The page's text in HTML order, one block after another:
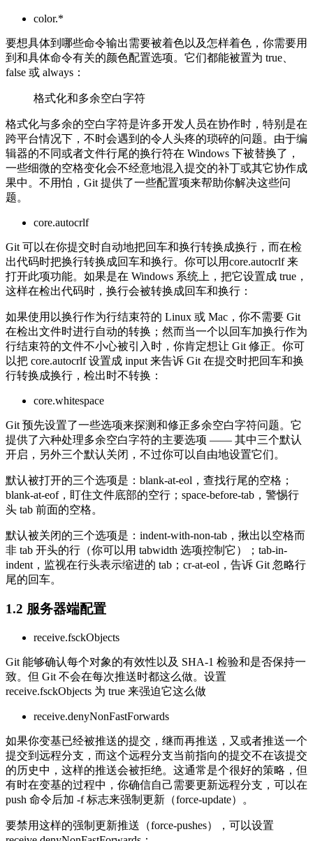
color.*
要想具体到哪些命令输出需要被着色以及怎样着色，你需要用
到和具体命令有关的颜色配置选项。它们都能被置为 true、
false 或 always：
格式化和多余空白字符
格式化与多余的空白字符是许多开发人员在协作时，特别是在
跨平台情况下，不时会遇到的令人头疼的琐碎的问题。由于编
辑器的不同或者文件行尾的换行符在 Windows 下被替换了，
一些细微的空格变化会不经意地混入提交的补丁或其它协作成
果中。不用怕，Git 提供了一些配置项来帮助你解决这些问
题。
core.autocrlf
Git 可以在你提交时自动地把回车和换行转换成换行，而在检
出代码时把换行转换成回车和换行。你可以用core.autocrlf 来
打开此项功能。如果是在 Windows 系统上，把它设置成 true，
这样在检出代码时，换行会被转换成回车和换行：
如果使用以换行作为行结束符的 Linux 或 Mac，你不需要 Git
在检出文件时进行自动的转换；然而当一个以回车加换行作为
行结束符的文件不小心被引入时，你肯定想让 Git 修正。你可
以把 core.autocrlf 设置成 input 来告诉 Git 在提交时把回车和换
行转换成换行，检出时不转换：
core.whitespace
Git 预先设置了一些选项来探测和修正多余空白字符问题。它
提供了六种处理多余空白字符的主要选项 —— 其中三个默认
开启，另外三个默认关闭，不过你可以自由地设置它们。
默认被打开的三个选项是：blank-at-eol，查找行尾的空格；
blank-at-eof，盯住文件底部的空行；space-before-tab，警惕行
头 tab 前面的空格。
默认被关闭的三个选项是：indent-with-non-tab，揪出以空格而
非 tab 开头的行（你可以用 tabwidth 选项控制它）；tab-in-
indent，监视在行头表示缩进的 tab；cr-at-eol，告诉 Git 忽略行
尾的回车。
1.2 服务器端配置
receive.fsckObjects
Git 能够确认每个对象的有效性以及 SHA-1 检验和是否保持一
致。但 Git 不会在每次推送时都这么做。设置
receive.fsckObjects 为 true 来强迫它这么做
receive.denyNonFastForwards
如果你变基已经被推送的提交，继而再推送，又或者推送一个
提交到远程分支，而这个远程分支当前指向的提交不在该提交
的历史中，这样的推送会被拒绝。这通常是个很好的策略，但
有时在变基的过程中，你确信自己需要更新远程分支，可以在
push 命令后加 -f 标志来强制更新（force-update）。
要禁用这样的强制更新推送（force-pushes），可以设置